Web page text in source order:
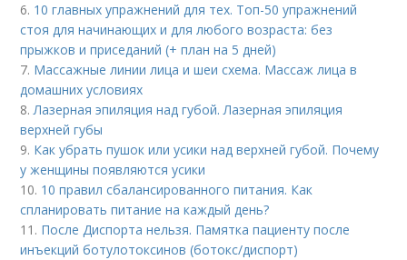
6. 10 главных упражнений для тех. Топ-50 упражнений
стоя для начинающих и для любого возраста: без
прыжков и приседаний (+ план на 5 дней)
7. Массажные линии лица и шеи схема. Массаж лица в
домашних условиях
8.Лазерная эпиляция над губой. Лазерная эпиляция
верхней губы
9. Как убрать пушок или усики над верхней губой. Почему
у женщины появляются усики
10. 10 правил сбалансированного питания. Как
спланировать питание на каждый день?
11. После Диспорта нельзя. Памятка пациенту после
инъекций ботулотоксинов (ботокс/диспорт)